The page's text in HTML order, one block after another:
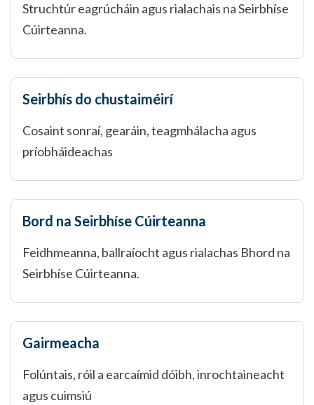
Struchtúr eagrúcháin agus rialachais na Seirbhíse
Cúirteanna.
Seirbhís do chustaiméirí
Cosaint sonraí, gearáin, teagmhálacha agus
príobháideachas
Bord na Seirbhíse Cúirteanna
Feidhmeanna, ballraíocht agus rialachas Bhord na
Seirbhíse Cúirteanna.
Gairmeacha
Folúntais, róil a earcaímid dóibh, inrochtaineacht
agus cuimsiú